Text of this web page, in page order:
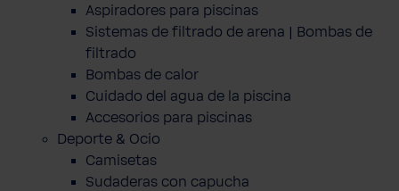
Aspiradores para piscinas
Sistemas de filtrado de arena | Bombas de
filtrado
Bombas de calor
Cuidado del agua de la piscina
Accesorios para piscinas
Deporte & Ocio
Camisetas
Sudaderas con capucha